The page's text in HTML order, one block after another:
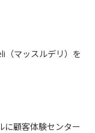
（マッスルデリ）を
に顧客体験センター